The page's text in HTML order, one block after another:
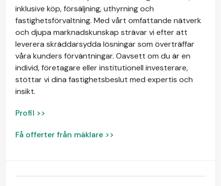
inklusive köp, försäljning, uthyrning och
fastighetsförvaltning. Med vårt omfattande nätverk
och djupa marknadskunskap strävar vi efter att
leverera skräddarsydda lösningar som överträffar
våra kunders förväntningar. Oavsett om du är en
individ, företagare eller institutionell investerare,
stöttar vi dina fastighetsbeslut med expertis och
insikt.
Profil >>
Få offerter från mäklare >>